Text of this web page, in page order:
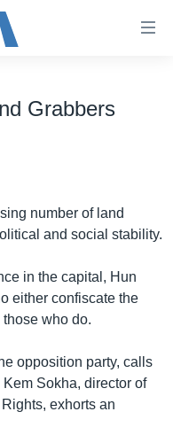
Grabbers
number of land
and social stability.
in the capital, Hun
either confiscate the
who do.
opposition party, calls
Sokha, director of
exhorts an